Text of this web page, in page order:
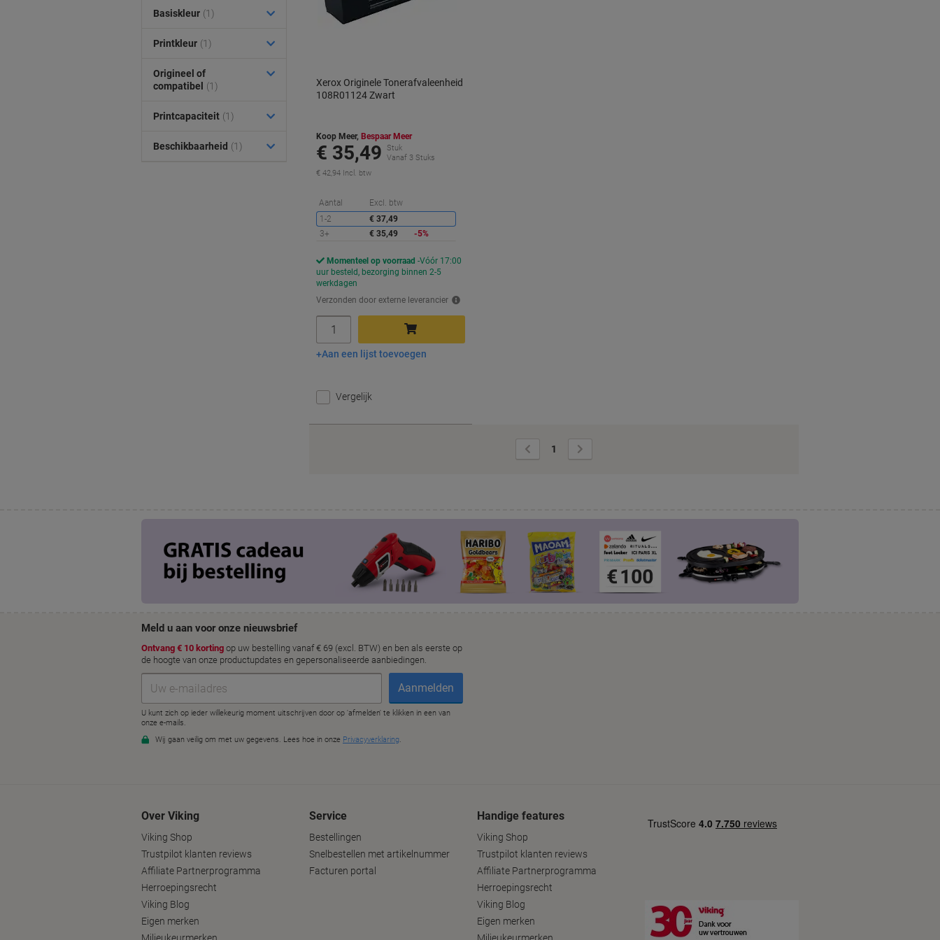
Xerox Originele Tonerafvaleenheid
108R01124 Zwart
Koop Meer, Bespaar Meer
€ 35,49
Stuk
Vanaf 3 Stuks
€ 42,94 Incl. btw
Aantal Excl. btw
1-2
€ 37,49
3+
€ 35,49 -5%
Momenteel op voorraad Vóór 17:00
uur besteld, bezorging binnen 2-5
werkdagen
Verzonden door externe leverancier
In winkelwagen
Aan een lijst toevoegen
Vergelijk
Vorige
pagina
1
pagina
Basiskleur (1)
Printkleur (1)
Origineel of
compatibel
(1)
Printcapaciteit (1)
Beschikbaarheid (1)
Over Viking
Viking Shop
Trustpilot klanten reviews
Affiliate Partnerprogramma
Herroepingsrecht
Viking Blog
Eigen merken
Service
Bestellingen
Snelbestellen met artikelnummer
Facturen portal
Handige features
Viking Shop
Trustpilot klanten reviews
Affiliate Partnerprogramma
Herroepingsrecht
Viking Blog
Eigen merken